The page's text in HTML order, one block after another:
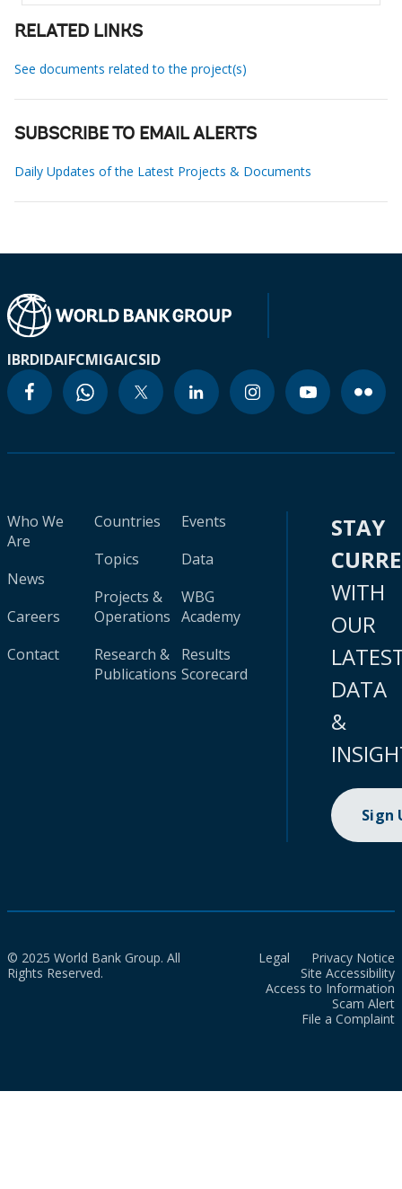
RELATED LINKS
See documents related to the project(s)
SUBSCRIBE TO EMAIL ALERTS
Daily Updates of the Latest Projects & Documents
IBRDIDAIFCMIGAICSID
Who We
Are
News
Careers
Contact
Countries
Topics
Projects &
Operations
Research &
Publications
Events
Data
WBG
Academy
Results
Scorecard
STAY
WITH
OUR
DATA
&
Sign
© 2025 World Bank Group. All
Rights Reserved.
Legal
Privacy Notice
Site Accessibility
Access to Information
Scam Alert
File a Complaint